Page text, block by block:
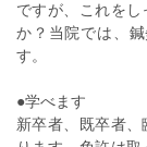
ですが、これを
か？当院では、
す。
●学べます
新卒者、既卒者